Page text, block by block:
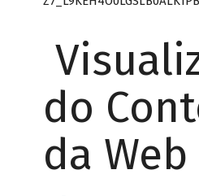
do
da Web